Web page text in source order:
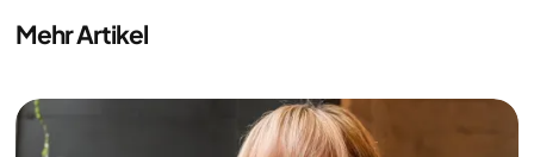
Mehr Artikel